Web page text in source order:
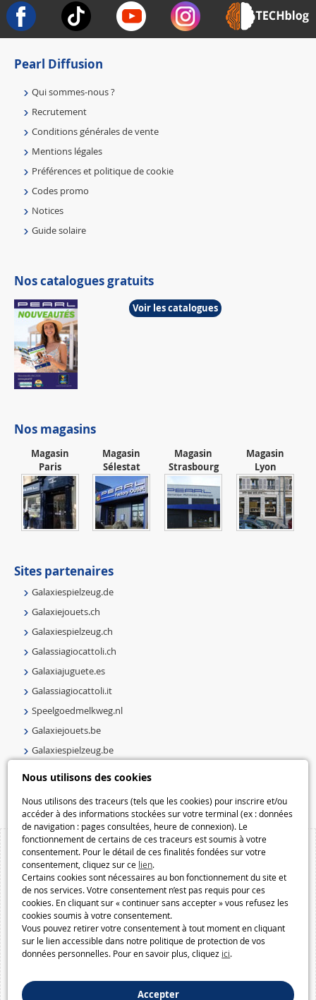
Nous utilisons des cookies
Nous utilisons des traceurs (tels que les cookies) pour inscrire et/ou
accéder à des informations stockées sur votre terminal (ex : données
de navigation : pages consultées, heure de connexion). Le
fonctionnement de certains de ces traceurs est soumis à votre
consentement. Pour le détail de ces finalités fondées sur votre
consentement, cliquez sur ce lien.
Certains cookies sont nécessaires au bon fonctionnement du site et
de nos services. Votre consentement n’est pas requis pour ces
cookies. En cliquant sur « continuer sans accepter » vous refusez les
cookies soumis à votre consentement.
Vous pouvez retirer votre consentement à tout moment en cliquant
sur le lien accessible dans notre politique de protection de vos
données personnelles. Pour en savoir plus, cliquez ici.
Accepter
Pearl Diffusion
Qui sommes-nous ?
Recrutement
Conditions générales de vente
Mentions légales
Préférences et politique de cookie
Codes promo
Notices
Guide solaire
Nos catalogues gratuits
Voir les catalogues
Nos magasins
Magasin
Paris
Magasin
Sélestat
Magasin
Strasbourg
Magasin
Lyon
Sites partenaires
Galaxiespielzeug.de
Galaxiejouets.ch
Galaxiespielzeug.ch
Galassiagiocattoli.ch
Galaxiajuguete.es
Galassiagiocattoli.it
Speelgoedmelkweg.nl
Galaxiejouets.be
Galaxiespielzeug.be